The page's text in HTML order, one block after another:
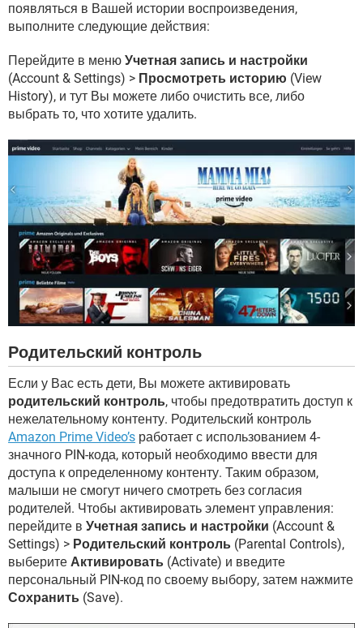
появляться в Вашей истории воспроизведения,
выполните следующие действия:
Перейдите в меню Учетная запись и настройки
(Account & Settings) > Просмотреть историю (View
History), и тут Вы можете либо очистить все, либо
выбрать то, что хотите удалить.
Родительский контроль
Если у Вас есть дети, Вы можете активировать
родительский контроль, чтобы предотвратить доступ к
нежелательному контенту. Родительский контроль
Amazon Prime Video’s работает с использованием 4-
значного PIN-кода, который необходимо ввести для
доступа к определенному контенту. Таким образом,
малыши не смогут ничего смотреть без согласия
родителей. Чтобы активировать элемент управления:
перейдите в Учетная запись и настройки (Account &
Settings) > Родительский контроль (Parental Controls),
выберите Активировать (Activate) и введите
персональный PIN-код по своему выбору, затем нажмите
Сохранить (Save).